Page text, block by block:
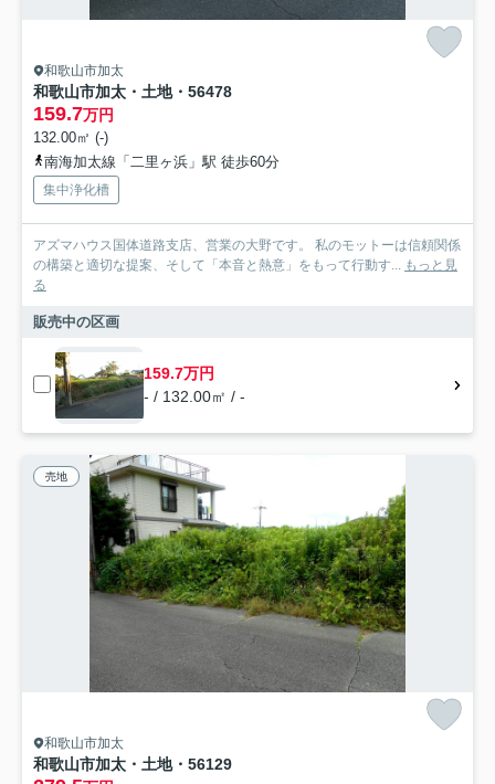
和歌山市加太
和歌山市加太・土地・56478
159.7万円
132.00㎡ (-)
南海加太線「二里ヶ浜」駅 徒歩60分
集中浄化槽
アズマハウス国体道路支店、営業の大野です。 私のモットーは信頼関係
の構築と適切な提案、そして「本音と熱意」をもって行動す... もっと見
る
販売中の区画
159.7万円
- / 132.00㎡ / -
売地
和歌山市加太
和歌山市加太・土地・56129